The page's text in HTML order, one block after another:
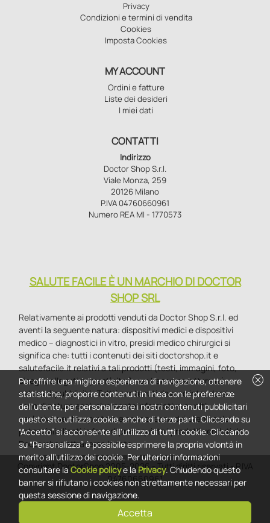
Privacy
Condizioni e termini di vendita
Cookies
Imposta Cookies
MY ACCOUNT
Ordini e fatture
Liste dei desideri
I miei dati
CONTATTI
Indirizzo
Doctor Shop S.r.l.
Viale Monza, 259
20126 Milano
P.IVA 04760660961
Numero REA MI - 1770573
SALUTE FACILE È UN MARCHIO DI DOCTOR
SHOP SRL
Relativamente ai prodotti venduti da Doctor Shop S.r.l. ed
aventi la seguente natura: dispositivi medici e dispositivi
medico – diagnostici in vitro, presidi medico chirurgici si
significa che: tutti i contenuti dei siti doctorshop.it e
salutefacile.it relativi a tali prodotti (testi, immagini, foto,
disegni, allegati e quant’altro) non hanno carattere né
natura di pubblicità. Tutti i contenuti devono intendersi e
sono di natura esclusivamente informativa e volti
esclusivamente a portare a conoscenza dei clienti e dei
potenziali clienti in fase di preacquisto i prodotti venduti da
Doctorshop attraverso la rete.
Copyright DoctorShop 2005-2026 - Tutti diritti riservati - P.IVA
04760660961
cancel
Per offrire una migliore esperienza di navigazione, ottenere
statistiche, proporre contenuti in linea con le preferenze
dell'utente, per personalizzare i nostri contenuti pubblicitari
questo sito utilizza cookie, anche di terze parti. Cliccando su
“Accetto” si acconsente all'utilizzo di tutti i cookie. Cliccando
su “Personalizza” è possibile esprimere la propria volontà in
merito all'utilizzo dei cookie. Per ulteriori informazioni
consultare la Cookie policye la Privacy. Chiudendo questo
banner si rifiutano i cookies non strettamente necessari per
questa sessione di navigazione.
Accetta